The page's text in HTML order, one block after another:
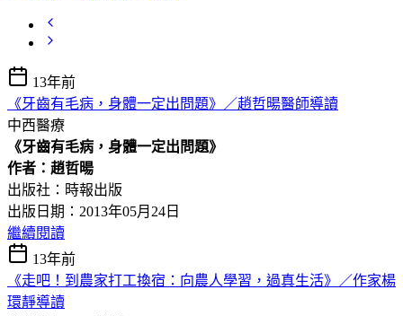
13年前
《牙齒有毛病，身體一定出問題》／趙哲暘醫師導讀
中西醫療
《牙齒有毛病，身體一定出問題》
作者：趙哲暘
出版社：時報出版
出版日期：2013年05月24日
繼續閱讀
13年前
《走吧！到農家打工換宿：向農人學習，過真生活》／作家楊
環靜導讀